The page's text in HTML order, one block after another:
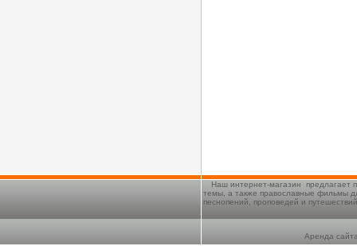
Наш интернет-магазин предлагает
темы, а также православные фильмы
песнопений, проповедей и
Аренда